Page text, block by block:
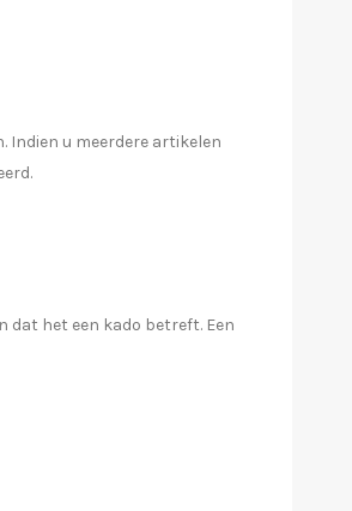
u meerdere artikelen
dat het een kado betreft. Een